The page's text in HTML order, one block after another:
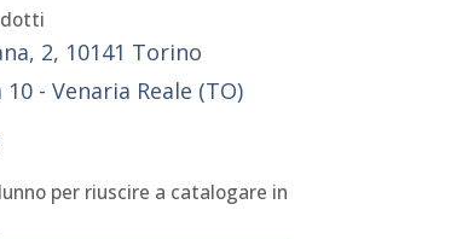
2, 10141 Torino
- Venaria Reale (TO)
per riuscire a catalogare in